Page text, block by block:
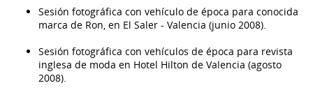
Sesión fotográfica con vehículo de época para conocida
marca de Ron, en El Saler - Valencia (junio 2008).
Sesión fotográfica con vehículos de época para revista
inglesa de moda en Hotel Hilton de Valencia (agosto
2008).